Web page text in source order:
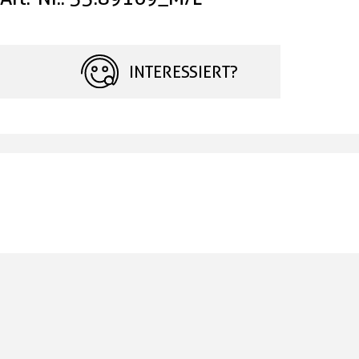
INTERESSIERT?